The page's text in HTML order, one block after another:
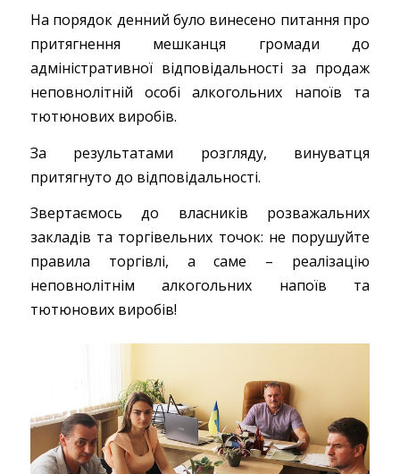
На порядок денний було винесено питання про
притягнення мешканця громади до
адміністративної відповідальності за продаж
неповнолітній особі алкогольних напоїв та
тютюнових виробів.
За результатами розгляду, винуватця
притягнуто до відповідальності.
Звертаємось до власників розважальних
закладів та торгівельних точок: не порушуйте
правила торгівлі, а саме – реалізацію
неповнолітнім алкогольних напоїв та
тютюнових виробів!